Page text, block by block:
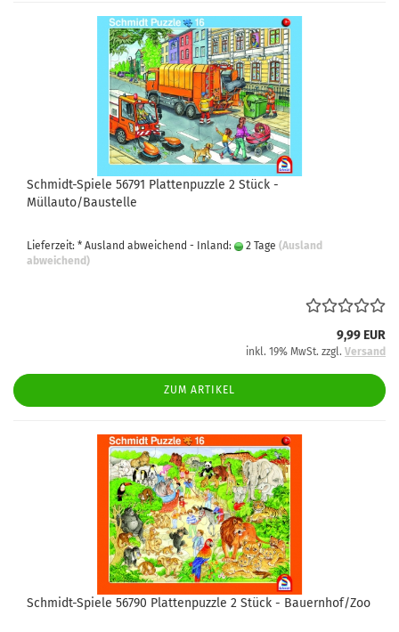
Schmidt-Spiele 56791 Plattenpuzzle 2 Stück -
Müllauto/Baustelle
Lieferzeit: * Ausland abweichend - Inland: 2 Tage (Ausland
abweichend)
9,99 EUR
inkl. 19% MwSt. zzgl. Versand
ZUM ARTIKEL
Schmidt-Spiele 56790 Plattenpuzzle 2 Stück - Bauernhof/Zoo